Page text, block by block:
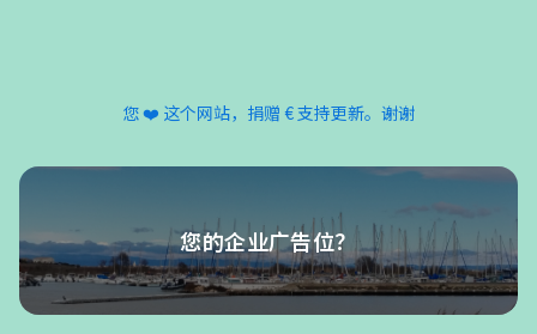
您 ❤️ 这个网站，捐赠 € 支持更新。谢谢
您的企业广告位？